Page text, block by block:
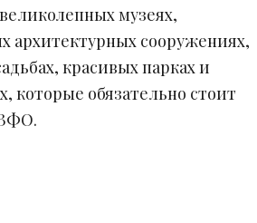
музеях,
архитектурных сооружениях,
красивых парках и
которые обязательно стоит